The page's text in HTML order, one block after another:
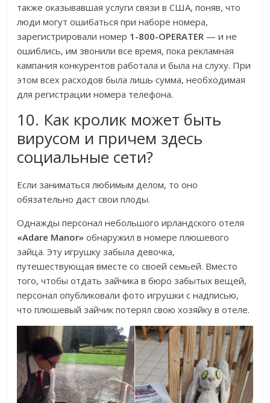
также оказывавшая услуги связи в США, поняв, что
люди могут ошибаться при наборе номера,
зарегистрировали номер 1-800-OPERATER — и не
ошиблись, им звонили все время, пока рекламная
кампания конкурентов работала и была на слуху. При
этом всех расходов была лишь сумма, необходимая
для регистрации номера телефона.
10. Как кролик может быть
вирусом и причем здесь
социальные сети?
Если заниматься любимым делом, то оно
обязательно даст свои плоды.
Однажды персонал небольшого ирландского отеля
«Adare Manor» обнаружил в номере плюшевого
зайца. Эту игрушку забыла девочка,
путешествующая вместе со своей семьей. Вместо
того, чтобы отдать зайчика в бюро забытых вещей,
персонал опубликовали фото игрушки с надписью,
что плюшевый зайчик потерял свою хозяйку в отеле.